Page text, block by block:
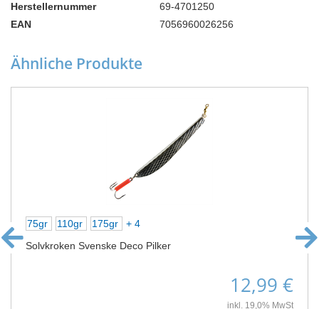
Herstellernummer
69-4701250
EAN
7056960026256
Ähnliche Produkte
75gr 110gr 175gr
+ 4
Solvkroken Svenske Deco Pilker
12,99 €
inkl. 19,0% MwSt